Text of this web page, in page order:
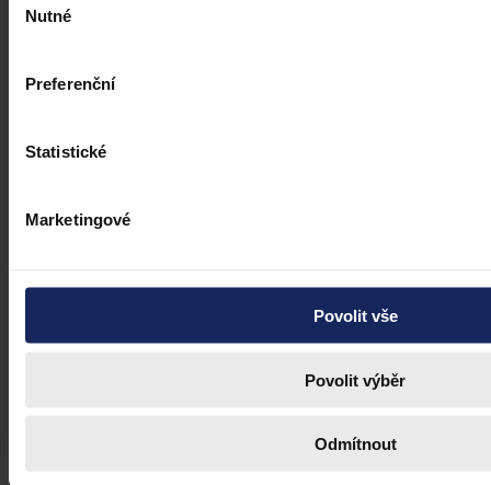
souhlasu
Nutné
Preferenční
Statistické
Marketingové
Povolit vše
Povolit výběr
Odmítnout